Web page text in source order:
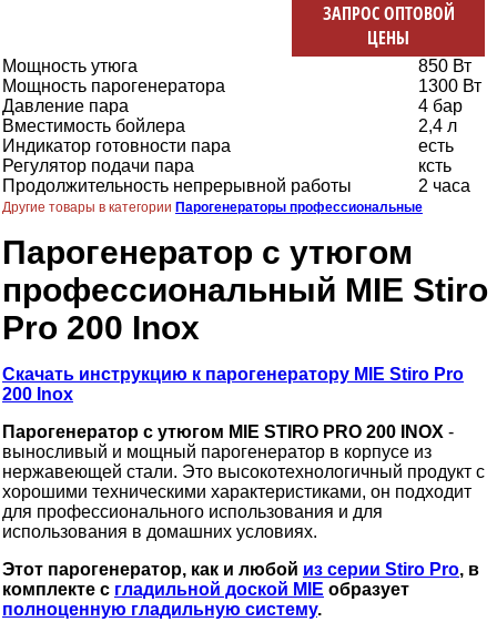
ЗАПРОС ОПТОВОЙ
ЦЕНЫ
Мощность утюга
850 Вт
Мощность парогенератора
1300 Вт
Давление пара
4 бар
Вместимость бойлера
2,4 л
Индикатор готовности пара
есть
Регулятор подачи пара
ксть
Продолжительность непрерывной работы
2 часа
Другие товары в категории Парогенераторы профессиональные
Парогенератор с утюгом
профессиональный MIE Stiro
Pro 200 Inox
Скачать инструкцию к парогенератору MIE Stiro Pro
200 Inox
Парогенератор с утюгом MIE STIRO PRO 200 INOX -
выносливый и мощный парогенератор в корпусе из
нержавеющей стали. Это высокотехнологичный продукт с
хорошими техническими характеристиками, он подходит
для профессионального использования и для
использования в домашних условиях.
Этот парогенератор, как и любой из серии Stiro Pro, в
комплекте с гладильной доской MIE образует
полноценную гладильную систему.